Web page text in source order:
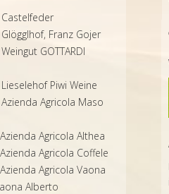
Castelfeder
Glögglhof, Franz Gojer
GOTTARDI
Lieselehof Piwi Weine
Azienda Agricola Maso
Azienda Agricola Althea
Azienda Agricola Coffele
Azienda Agricola Vaona
Alberto